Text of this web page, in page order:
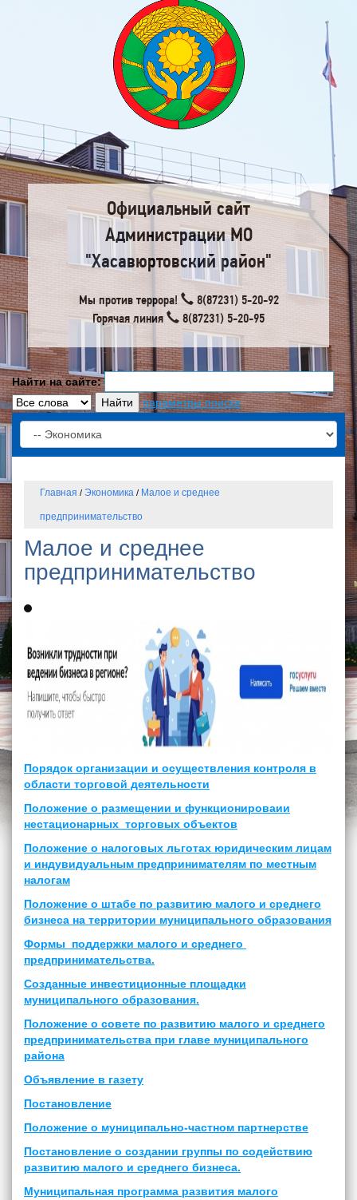
Официальный сайт
Администрации МО
"Хасавюртовский район"
Мы против террора!
8(87231) 5-20-92
Горячая линия
8(87231) 5-20-95
Найти на сайте:
параметры поиска
Главная / Экономика / Малое и среднее
предпринимательство
Малое и среднее
предпринимательство
Порядок организации и осуществления контроля в
области торговой деятельности
Положение о размещении и функционироваии
нестационарных торговых объектов
Положение о налоговых льготах юридическим лицам
и индувидуальным предпринимателям по местным
налогам
Положение о штабе по развитию малого и среднего
бизнеса на территории муниципального образования
Формы поддержки малого и среднего
предпринимательства.
Созданные инвестиционные площадки
муниципального образования.
Положение о совете по развитию малого и среднего
предпринимательства при главе муниципального
района
Объявление в газету
Постановление
Положение о муниципально-частном партнерстве
Постановление о создании группы по содействию
развитию малого и среднего бизнеса.
Муниципальная программа развития малого